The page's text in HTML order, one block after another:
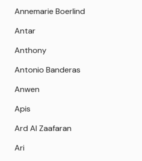
Annemarie Boerlind
Antar
Anthony
Antonio Banderas
Anwen
Apis
Ard Al Zaafaran
Ari